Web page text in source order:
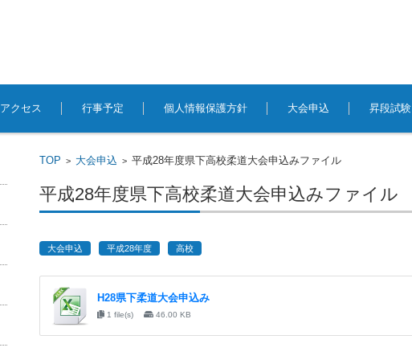
アクセス 行事予定 個人情報保護方針 大会申込 昇段試験
TOP > 大会申込 >平成28年度県下高校柔道大会申込みファイル
平成28年度県下高校柔道大会申込みファイル
大会申込 平成28年度 高校
H28県下柔道大会申込み
1 file(s) 46.00 KB